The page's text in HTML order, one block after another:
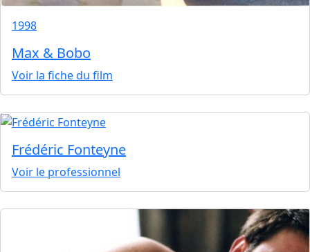
1998
Max & Bobo
Voir la fiche du film
Frédéric Fonteyne
Voir le professionnel